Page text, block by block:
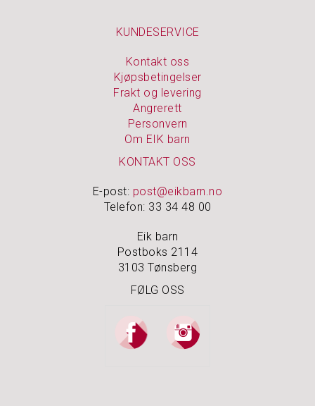
KUNDESERVICE
Kontakt oss
Kjøpsbetingelser
Frakt og levering
Angrerett
Personvern
Om EIK barn
KONTAKT OSS
E-post: post@eikbarn.no
Telefon: 33 34 48 00
Eik barn
Postboks 2114
3103 Tønsberg
FØLG OSS